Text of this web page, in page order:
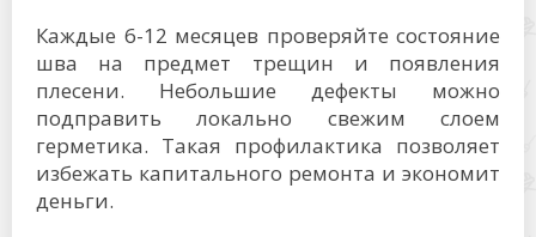
Каждые 6-12 месяцев проверяйте состояние
шва на предмет трещин и появления
плесени. Небольшие дефекты можно
подправить локально свежим слоем
герметика. Такая профилактика позволяет
избежать капитального ремонта и экономит
деньги.